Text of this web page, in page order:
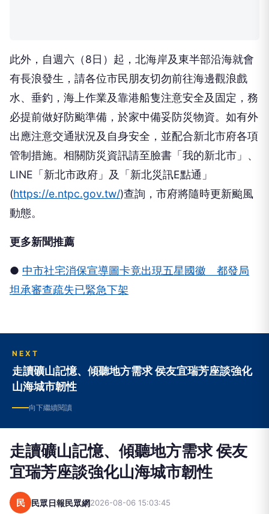
此外，自週六（8日）起，北海岸及東半部沿海就會
有長浪發生，請各位市民朋友切勿前往海邊觀浪戲
必提前做好防颱準備，於家中備妥防災物資。如有外
出應注意交通狀況及自身安全，並配合新北市府各項
管制措施。相關防災資訊請至臉書「我的新北市」、
更多新聞推薦
●中市社宅消保宣導圖卡竟出現五星國徽 都發局
走讀礦山記憶、傾聽地方需求 侯友宜瑞芳座談強化